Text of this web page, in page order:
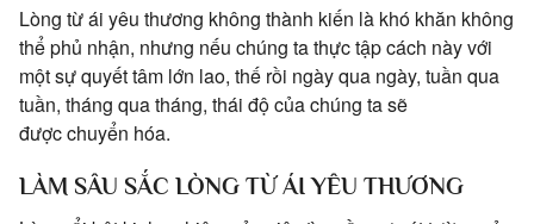
Lòng từ ái yêu thương không thành kiến là khó khăn không
thể phủ nhận, nhưng nếu chúng ta thực tập cách này với
một sự quyết tâm lớn lao, thế rồi ngày qua ngày, tuần qua
tuần, tháng qua tháng, thái độ của chúng ta sẽ
được chuyển hóa.
LÀM SÂU SẮC LÒNG TỪ ÁI YÊU THƯƠNG